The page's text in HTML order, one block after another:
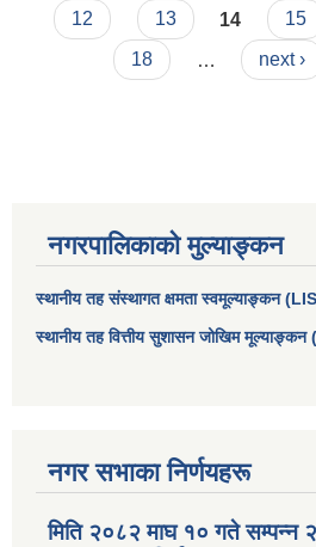
12
13 14 15
18
next ›
नगरपालिकाको मुल्याङ्कन
स्थानीय तह संस्थागत क्षमता स्वमूल्याङ्कन
स्थानीय तह वित्तीय सुशासन जोखिम
नगर सभाका निर्णयहरू
मिति २०८२ माघ १० गते सम्पन्न